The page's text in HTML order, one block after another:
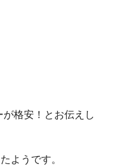
格安！とお伝えし
ようです。